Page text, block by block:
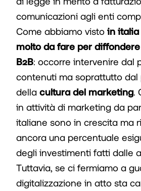
comunicazioni agli enti
Come abbiamo visto in italia
molto da fare per
B2B: occorre intervenire dal
contenuti ma soprattutto dal
della cultura del marketing.
in attività di marketing da
italiane sono in crescita ma
ancora una percentuale
degli investimenti fatti dalle
Tuttavia, se ci fermiamo a
digitalizzazione in atto sta